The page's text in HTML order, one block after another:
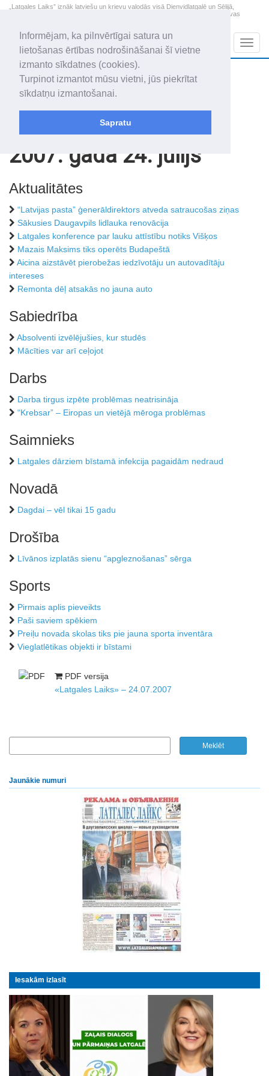
Informējam, ka pilnvērtīgai satura un
lietošanas ērtības nodrošināšanai šī vietne
izmanto sīkdatnes (cookies).
Turpinot izmantot mūsu vietni, jūs piekrītat
sīkdatņu izmantošanai.
Sapratu
„Latgales Laiks” iznāk latviešu un krievu valodās visā Dienvidlatgalē un Sēlijā,
„Latgales Laiks” latviešu valodā aptver Daugavpils valstspilsētu, Augšdaugavas
2026. gada 7. augusts
Piektdiena
Alfrēds, Fredis, Madars
+22.1
2007. gada 24. jūlijs
Aktualitātes
“Latvijas pasta” ģenerāldirektors atveda satraucošas ziņas
Sākusies Daugavpils lidlauka renovācija
Latgales konference par lauku attīstību notiks Višķos
Mazais Maksims tiks operēts Budapeštā
Aicina aizstāvēt pierobežas iedzīvotāju un autovadītāju
intereses
Remonta dēļ atsakās no jauna auto
Sabiedrība
Absolventi izvēlējušies, kur studēs
Mācīties var arī ceļojot
Darbs
Darba tirgus izpēte problēmas neatrisināja
“Krebsar” – Eiropas un vietējā mēroga problēmas
Saimnieks
Latgales dārziem bīstamā infekcija pagaidām nedraud
Novadā
Dagdai – vēl tikai 15 gadu
Drošība
Līvānos izplatās sienu “apgleznošanas” sērga
Sports
Pirmais aplis pieveikts
Paši saviem spēkiem
Preiļu novada skolas tiks pie jauna sporta inventāra
Vieglatlētikas objekti ir bīstami
PDF versija
«Latgales Laiks» – 24.07.2007
Jaunākie numuri
Iesakām izlasīt